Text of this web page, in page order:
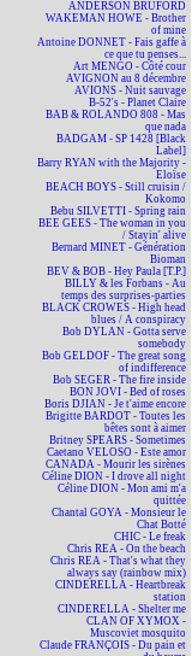
ANDERSON BRUFORD
WAKEMAN HOWE - Brother
of mine
Antoine DONNET - Fais gaffe à
ce que tu penses...
Art MENGO - Côté cour
AVIGNON au 8 décembre
AVIONS - Nuit sauvage
B-52's - Planet Claire
BAB & ROLANDO 808 - Mas
que nada
BADGAM - SP 1428 [Black
Label]
Barry RYAN with the Majority -
Eloïse
BEACH BOYS - Still cruisin /
Kokomo
Bebu SILVETTI - Spring rain
BEE GEES - The woman in you
/ Stayin' alive
Bernard MINET - Génération
Bioman
BEV & BOB - Hey Paula [T.P.]
BILLY & les Forbans - Au
temps des surprises-parties
BLACK CROWES - High head
blues / A conspiracy
Bob DYLAN - Gotta serve
somebody
Bob GELDOF - The great song
of indifference
Bob SEGER - The fire inside
BON JOVI - Bed of roses
Boris DJIAN - Je t'aime encore
Brigitte BARDOT - Toutes les
bêtes sont à aimer
Britney SPEARS - Sometimes
Caetano VELOSO - Este amor
CANADA - Mourir les sirènes
Céline DION - I drove all night
Céline DION - Mon ami m'a
quittée
Chantal GOYA - Monsieur le
Chat Botté
CHIC - Le freak
Chris REA - On the beach
Chris REA - That's what they
always say (rainbow mix)
CINDERELLA - Heartbreak
station
CINDERELLA - Shelter me
CLAN OF XYMOX -
Muscoviet mosquito
Claude FRANÇOIS - Du pain et